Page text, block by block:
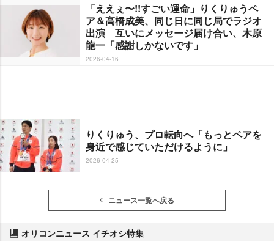
「ええぇ〜!!すごい運命」りくりゅうペ
ア＆高橋成美、同じ日に同じ局でラジオ
出演 互いにメッセージ届け合い、木原
龍一「感謝しかないです」
2026-04-16
りくりゅう、プロ転向へ「もっとペアを
身近で感じていただけるように」
2026-04-25
ニュース一覧へ戻る
オリコンニュース イチオシ特集